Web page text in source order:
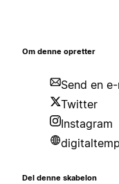
Om denne opretter
Send en
Twitter
Instagram
Del denne skabelon